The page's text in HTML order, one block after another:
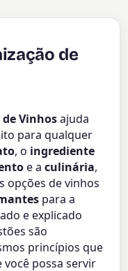
de
Vinhosajuda
para qualquer
, o ingrediente
e aculinária,
opções de vinhos
para a
e explicado
são
princípios que
possa servir